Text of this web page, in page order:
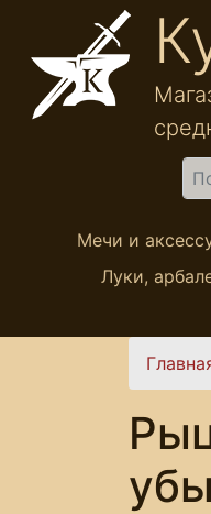
Перейти к основному
Мечи и
Луки,
Вы